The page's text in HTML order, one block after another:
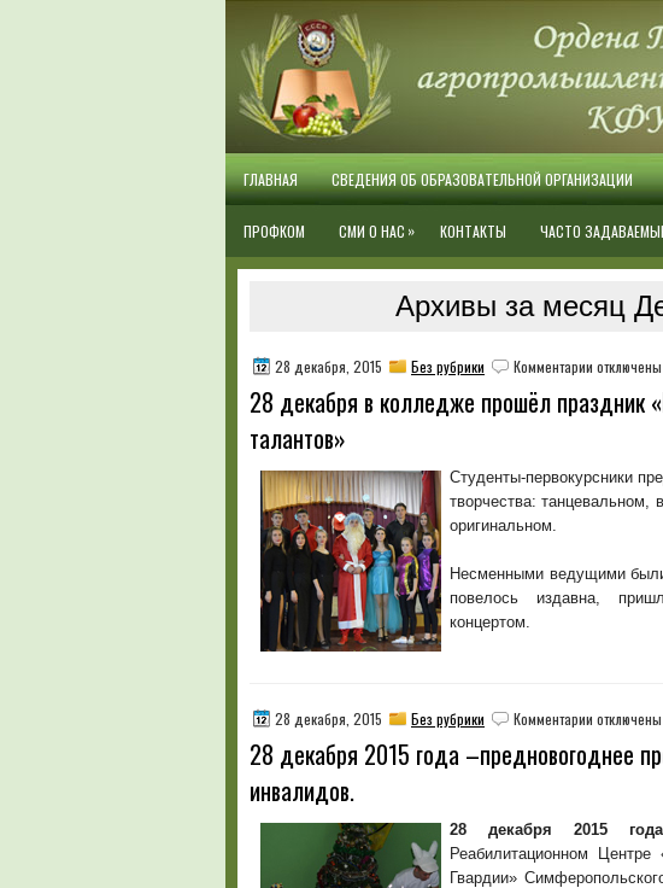
ГЛАВНАЯ СВЕДЕНИЯ ОБ ОБРАЗОВАТЕЛЬНОЙ ОРГАНИЗАЦИИ
ПРОФКОМ СМИ О НАС » КОНТАКТЫ ЧАСТО
Архивы за месяц
28 декабря, 2015 Без рубрики Комментарии к
28
колледже
прошёл
талантов»
отключены
28 декабря в колледже прошёл праздник
талантов»
Студенты-первокурсники
творчества: танцевальном,
оригинальном.
Несменными ведущими
повелось издавна,
концертом.
28 декабря, 2015 Без рубрики Комментарии к
28
года
–
отключены
28 декабря 2015 года –предновогоднее
инвалидов.
28 декабря 2015 года
Реабилитационном
Гвардии»